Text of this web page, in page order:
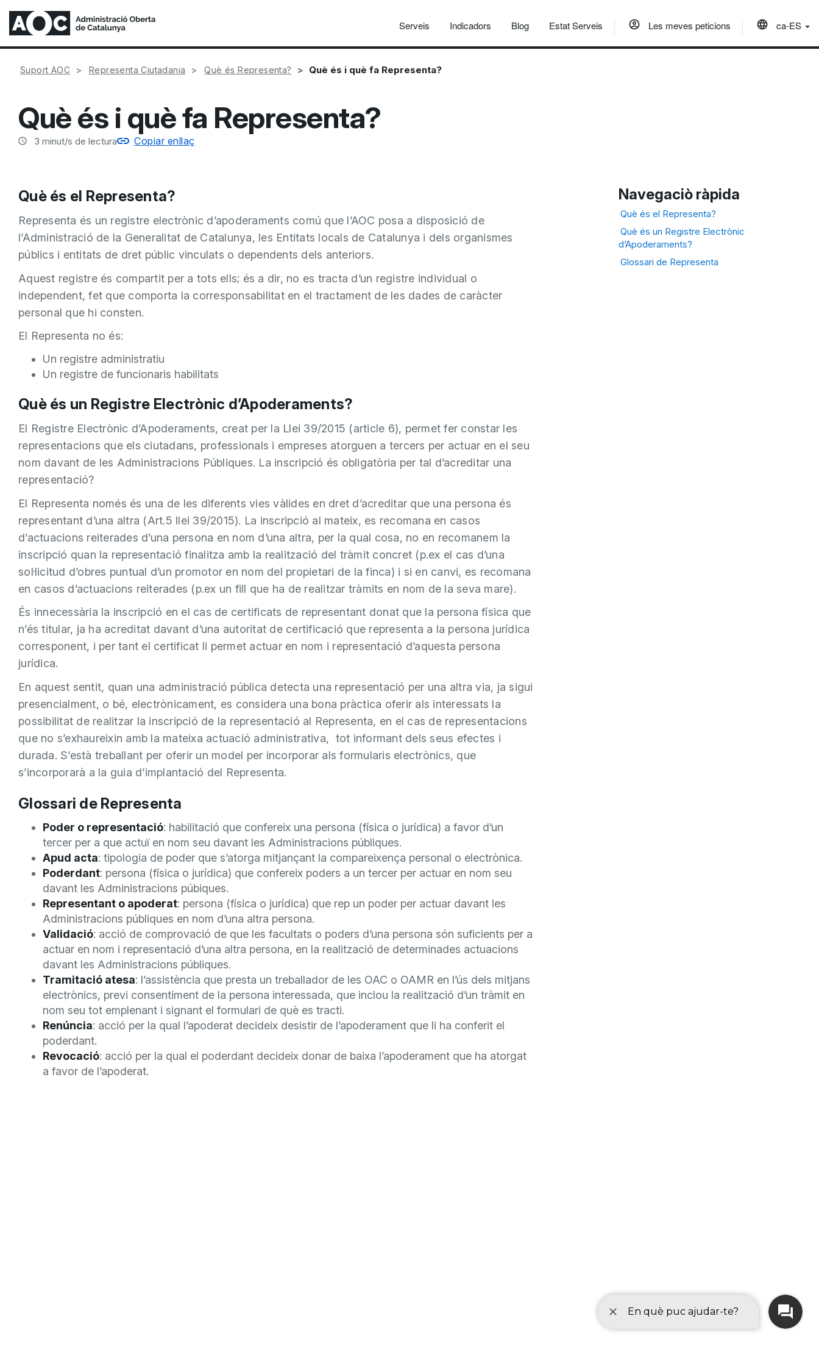
Serveis Indicadors Blog Estat Serveis Les meves peticions ca-ES
Suport AOC Representa Ciutadania Què és Representa? Què és i què fa Representa?
Què és i què fa Representa?
3 minut/s de lectura Copiar enllaç
Què és el Representa?
Representa és un registre electrònic d’apoderaments comú que l’AOC posa a disposició de
l’Administració de la Generalitat de Catalunya, les Entitats locals de Catalunya i dels organismes
públics i entitats de dret públic vinculats o dependents dels anteriors.
Aquest registre és compartit per a tots ells; és a dir, no es tracta d’un registre individual o
independent, fet que comporta la corresponsabilitat en el tractament de les dades de caràcter
personal que hi consten.
El Representa no és:
Un registre administratiu
Un registre de funcionaris habilitats
Què és un Registre Electrònic d’Apoderaments?
El Registre Electrònic d’Apoderaments, creat per la Llei 39/2015 (article 6), permet fer constar les
representacions que els ciutadans, professionals i empreses atorguen a tercers per actuar en el seu
nom davant de les Administracions Públiques. La inscripció és obligatòria per tal d’acreditar una
representació?
El Representa només és una de les diferents vies vàlides en dret d’acreditar que una persona és
representant d’una altra (Art.5 llei 39/2015). La inscripció al mateix, es recomana en casos
d’actuacions reiterades d’una persona en nom d’una altra, per la qual cosa, no en recomanem la
inscripció quan la representació finalitza amb la realització del tràmit concret (p.ex el cas d’una
sol·licitud d’obres puntual d’un promotor en nom del propietari de la finca) i si en canvi, es recomana
en casos d’actuacions reiterades (p.ex un fill que ha de realitzar tràmits en nom de la seva mare).
És innecessària la inscripció en el cas de certificats de representant donat que la persona física que
n’és titular, ja ha acreditat davant d’una autoritat de certificació que representa a la persona jurídica
corresponent, i per tant el certificat li permet actuar en nom i representació d’aquesta persona
jurídica.
En aquest sentit, quan una administració pública detecta una representació per una altra via, ja sigui
presencialment, o bé, electrònicament, es considera una bona pràctica oferir als interessats la
possibilitat de realitzar la inscripció de la representació al Representa, en el cas de representacions
que no s’exhaureixin amb la mateixa actuació administrativa, tot informant dels seus efectes i
durada. S’està treballant per oferir un model per incorporar als formularis electrònics, que
s’incorporarà a la guia d’implantació del Representa.
Glossari de Representa
Poder o representació: habilitació que confereix una persona (física o jurídica) a favor d’un
tercer per a que actuï en nom seu davant les Administracions públiques.
Apud acta: tipologia de poder que s’atorga mitjançant la compareixença personal o electrònica.
Poderdant: persona (física o jurídica) que confereix poders a un tercer per actuar en nom seu
davant les Administracions púbiques.
Representant o apoderat: persona (física o jurídica) que rep un poder per actuar davant les
Administracions públiques en nom d’una altra persona.
Validació: acció de comprovació de que les facultats o poders d’una persona són suficients per a
actuar en nom i representació d’una altra persona, en la realització de determinades actuacions
davant les Administracions públiques.
Tramitació atesa: l’assistència que presta un treballador de les OAC o OAMR en l’ús dels mitjans
electrònics, previ consentiment de la persona interessada, que inclou la realització d’un tràmit en
nom seu tot emplenant i signant el formulari de què es tracti.
Renúncia: acció per la qual l’apoderat decideix desistir de l’apoderament que li ha conferit el
poderdant.
Revocació: acció per la qual el poderdant decideix donar de baixa l’apoderament que ha atorgat
a favor de l’apoderat.
Navegaciò ràpida
Què és el Representa?
Què és un Registre Electrònic
d’Apoderaments?
Glossari de Representa